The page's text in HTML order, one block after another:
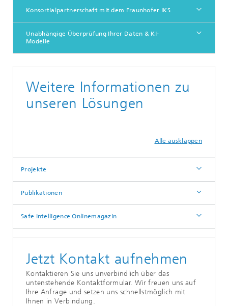
Konsortialpartnerschaft mit dem Fraunhofer IKS
Unabhängige Überprüfung Ihrer Daten & KI-
Modelle
Weitere Informationen zu
unseren Lösungen
Alle ausklappen
Projekte
Publikationen
Safe Intelligence Onlinemagazin
Jetzt Kontakt aufnehmen
Kontaktieren Sie uns unverbindlich über das
untenstehende Kontaktformular. Wir freuen uns auf
Ihre Anfrage und setzen uns schnellstmöglich mit
Ihnen in Verbindung.